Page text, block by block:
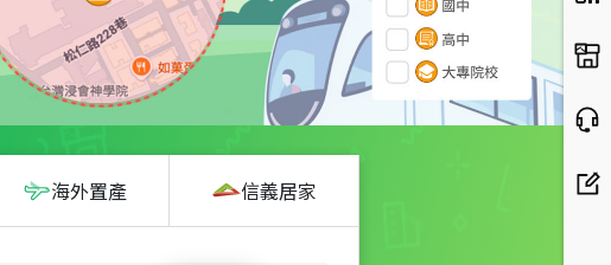
海外置產 信義居家